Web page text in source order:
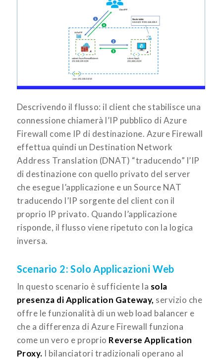
Descrivendo il flusso: il client che stabilisce una
connessione chiamerà l’IP pubblico di Azure
Firewall come IP di destinazione. Azure Firewall
effettua quindi un Destination Network
Address Translation (DNAT) “traducendo” l’IP
di destinazione con quello privato del server
che esegue l’applicazione e un Source NAT
traducendo l’IP sorgente del client con il
proprio IP privato. Quando l’applicazione
risponde, il flusso viene ripetuto con la logica
inversa.
Scenario 2: Solo Applicazioni Web
In questo scenario è sufficiente la sola
presenza di Application Gateway, servizio che
offre le funzionalità di un web load balancer e
che a differenza di Azure Firewall funziona
come un vero e proprio Reverse Application
Proxy. I bilanciatori tradizionali operano al